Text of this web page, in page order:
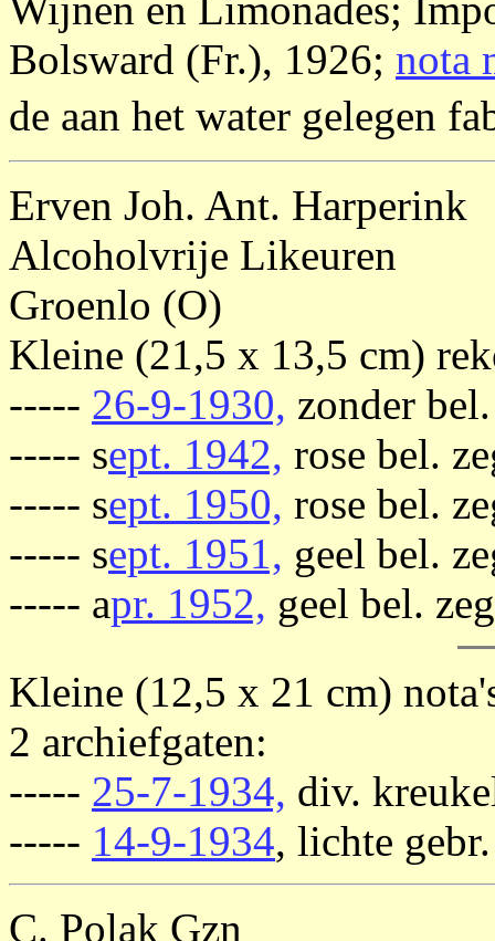
Bolsward (Fr.), 1926; nota
de aan het water gelegen
Erven Joh. Ant. Harperink
Alcoholvrije Likeuren
Groenlo (O)
Kleine (21,5 x 13,5 cm)
----- 26-9-1930, zonder
----- sept. 1942, rose bel.
----- sept. 1950, rose bel.
----- sept. 1951, geel bel.
----- apr. 1952, geel bel.
Kleine (12,5 x 21 cm)
2 archiefgaten:
----- 25-7-1934, div.
----- 14-9-1934, lichte
C. Polak Gzn